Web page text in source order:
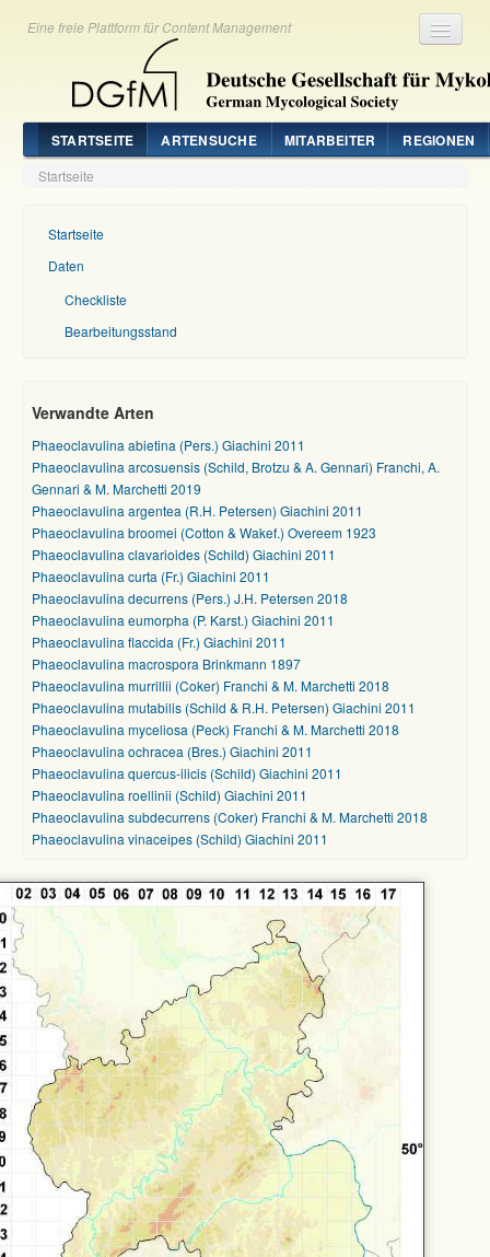
Eine freie Plattform für Content Management
STARTSEITE ARTENSUCHE MITARBEITER REGIONEN
Startseite
Startseite
Daten
Checkliste
Bearbeitungsstand
Verwandte Arten
Phaeoclavulina abietina (Pers.) Giachini 2011
Phaeoclavulina arcosuensis (Schild, Brotzu & A. Gennari) Franchi, A.
Gennari & M. Marchetti 2019
Phaeoclavulina argentea (R.H. Petersen) Giachini 2011
Phaeoclavulina broomei (Cotton & Wakef.) Overeem 1923
Phaeoclavulina clavarioides (Schild) Giachini 2011
Phaeoclavulina curta (Fr.) Giachini 2011
Phaeoclavulina decurrens (Pers.) J.H. Petersen 2018
Phaeoclavulina eumorpha (P. Karst.) Giachini 2011
Phaeoclavulina flaccida (Fr.) Giachini 2011
Phaeoclavulina macrospora Brinkmann 1897
Phaeoclavulina murrillii (Coker) Franchi & M. Marchetti 2018
Phaeoclavulina mutabilis (Schild & R.H. Petersen) Giachini 2011
Phaeoclavulina myceliosa (Peck) Franchi & M. Marchetti 2018
Phaeoclavulina ochracea (Bres.) Giachini 2011
Phaeoclavulina quercus-ilicis (Schild) Giachini 2011
Phaeoclavulina roellinii (Schild) Giachini 2011
Phaeoclavulina subdecurrens (Coker) Franchi & M. Marchetti 2018
Phaeoclavulina vinaceipes (Schild) Giachini 2011